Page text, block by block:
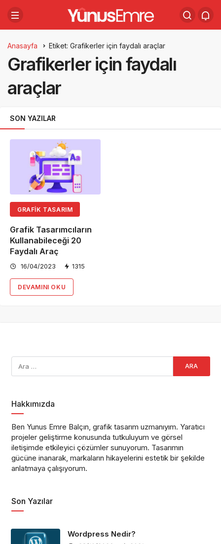
Anasayfa Etiket: Grafikerler için faydalı araçlar
Grafikerler için faydalı
araçlar
SON YAZILAR
GRAFIK TASARIM
Grafik Tasarımcıların
Kullanabileceği 20
Faydalı Araç
16/04/2023 1315
DEVAMINI OKU
Hakkımızda
Ben Yunus Emre Balçın, grafik tasarım uzmanıyım. Yaratıcı
projeler geliştirme konusunda tutkuluyum ve görsel
iletişimde etkileyici çözümler sunuyorum. Tasarımın
gücüne inanarak, markaların hikayelerini estetik bir şekilde
anlatmaya çalışıyorum.
Son Yazılar
Wordpress Nedir?